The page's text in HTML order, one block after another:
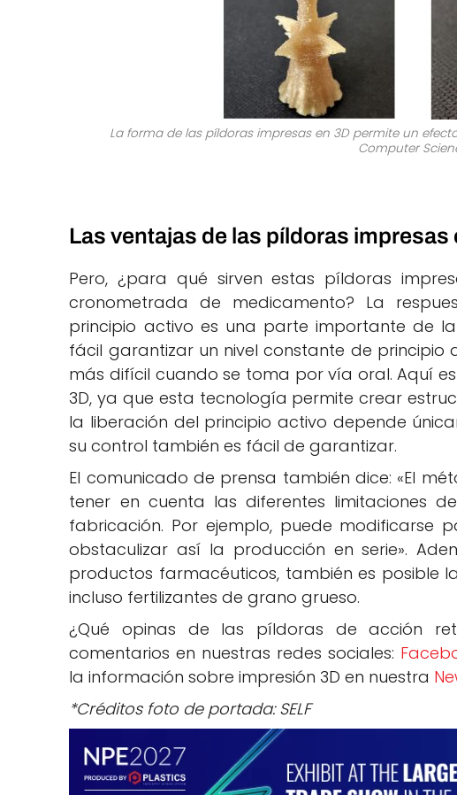
La forma de las píldoras impresas en 3D permite un
Computer
Las ventajas de las píldoras impresas
Pero, ¿para qué sirven estas píldoras
cronometrada de medicamento? La
principio activo es una parte importante de
fácil garantizar un nivel constante de principio
más difícil cuando se toma por vía oral. Aquí
3D, ya que esta tecnología permite crear
la liberación del principio activo depende
su control también es fácil de garantizar.
El comunicado de prensa también dice: «El
tener en cuenta las diferentes limitaciones
fabricación. Por ejemplo, puede modificarse
obstaculizar así la producción en serie».
productos farmacéuticos, también es posible
incluso fertilizantes de grano grueso.
¿Qué opinas de las píldoras de acción
comentarios en nuestras redes sociales:
la información sobre impresión 3D en nuestra
*Créditos foto de portada: SELF